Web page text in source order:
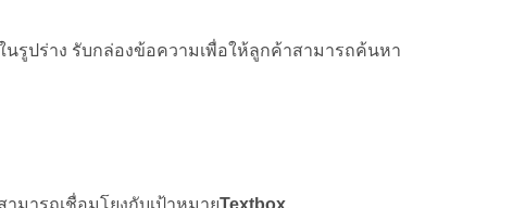
นรูปร่าง รับกล่องข้อความเพื่อให้ลูกค้าสามารถค้นหา
ามารถเชื่อมโยงกับเป้าหมายTextbox.